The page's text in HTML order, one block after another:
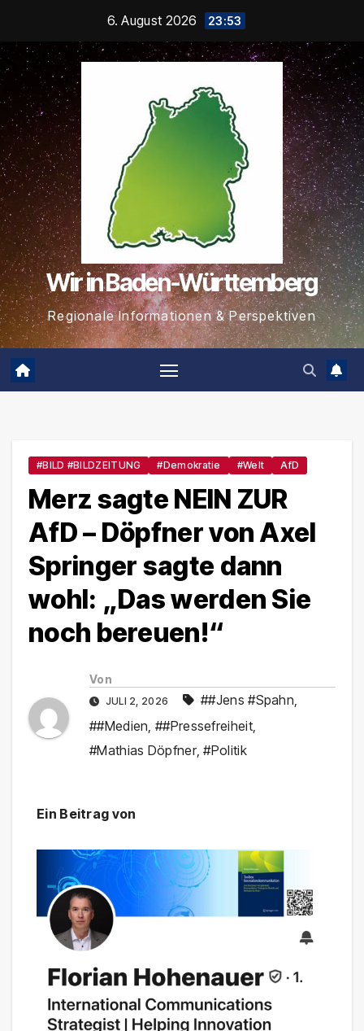
springen
6. August 2026 23:53
Wir in Baden-Württemberg
Regionale Informationen & Perspektiven
#BILD #BILDZEITUNG #Demokratie #Welt AfD
Merz sagte NEIN ZUR
AfD – Döpfner von Axel
Springer sagte dann
wohl: „Das werden Sie
noch bereuen!“
Von
JULI 2, 2026 ##Jens #Spahn,
##Medien,##Pressefreiheit,
#Mathias Döpfner,#Politik
Ein Beitrag von